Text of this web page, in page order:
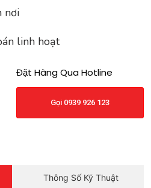
nơi
linh hoạt
Đặt Hàng Qua Hotline
Gọi 0939 926 123
Thông Số Kỹ Thuật